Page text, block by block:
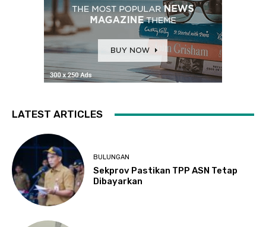
LATEST ARTICLES
BULUNGAN
Sekprov Pastikan TPP ASN Tetap
Dibayarkan